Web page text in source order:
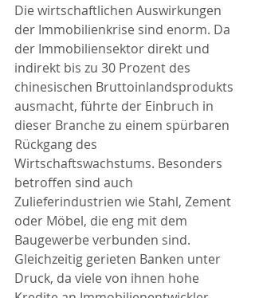
Die wirtschaftlichen Auswirkungen
der Immobilienkrise sind enorm. Da
der Immobiliensektor direkt und
indirekt bis zu 30 Prozent des
chinesischen Bruttoinlandsprodukts
ausmacht, führte der Einbruch in
dieser Branche zu einem spürbaren
Rückgang des
Wirtschaftswachstums. Besonders
betroffen sind auch
Zulieferindustrien wie Stahl, Zement
oder Möbel, die eng mit dem
Baugewerbe verbunden sind.
Gleichzeitig gerieten Banken unter
Druck, da viele von ihnen hohe